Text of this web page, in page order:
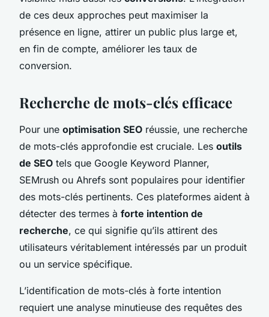
de ces deux approches peut maximiser la
présence en ligne, attirer un public plus large et,
en fin de compte, améliorer les taux de
conversion.
Recherche de mots-clés efficace
Pour une optimisation SEO réussie, une recherche
de mots-clés approfondie est cruciale. Les outils
de SEO tels que Google Keyword Planner,
SEMrush ou Ahrefs sont populaires pour identifier
des mots-clés pertinents. Ces plateformes aident à
détecter des termes à forte intention de
recherche, ce qui signifie qu’ils attirent des
utilisateurs véritablement intéressés par un produit
ou un service spécifique.
L’identification de mots-clés à forte intention
requiert une analyse minutieuse des requêtes des